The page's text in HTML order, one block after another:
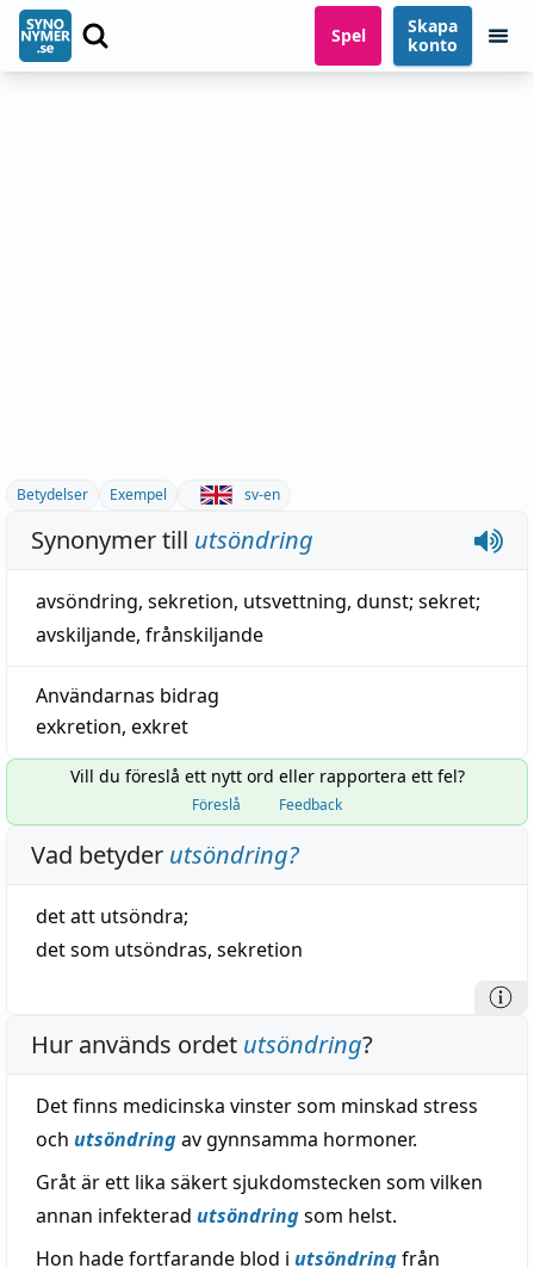
Spel
Skapa
konto
Betydelser Exempel sv-en
Synonymer till utsöndring
avsöndring, sekretion, utsvettning, dunst; sekret;
avskiljande, frånskiljande
Användarnas bidrag
exkretion, exkret
Vill du föreslå ett nytt ord eller rapportera ett fel?
Föreslå Feedback
Vad betyder utsöndring?
det att utsöndra;
det som utsöndras, sekretion
Hur används ordet utsöndring?
Det finns medicinska vinster som minskad stress
och utsöndringav gynnsamma hormoner.
Gråt är ett lika säkert sjukdomstecken som vilken
annan infekterad utsöndringsom helst.
Hon hade fortfarande blod i utsöndringfrån